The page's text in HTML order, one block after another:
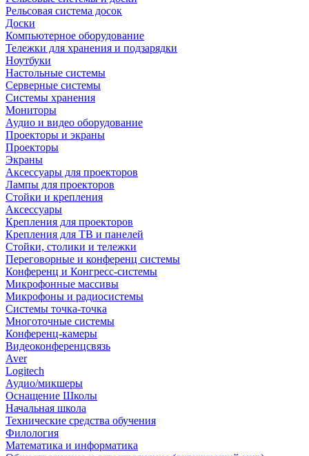
Рельсовая система досок
Доски
Компьютерное оборудование
Тележки для хранения и подзарядки
Ноутбуки
Настольные системы
Серверные системы
Системы хранения
Мониторы
Аудио и видео оборудование
Проекторы и экраны
Проекторы
Экраны
Аксессуары для проекторов
Лампы для проекторов
Стойки и крепления
Аксессуары
Крепления для проекторов
Крепления для ТВ и панелей
Стойки, столики и тележки
Переговорные и конференц системы
Конференц и Конгресс-системы
Микрофонные массивы
Микрофоны и радиосистемы
Системы точка-точка
Многоточные системы
Конференц-камеры
Видеоконференцсвязь
Aver
Logitech
Аудио/микшеры
Оснащение Школы
Начальная школа
Технические средства обучения
Филология
Математика и информатика